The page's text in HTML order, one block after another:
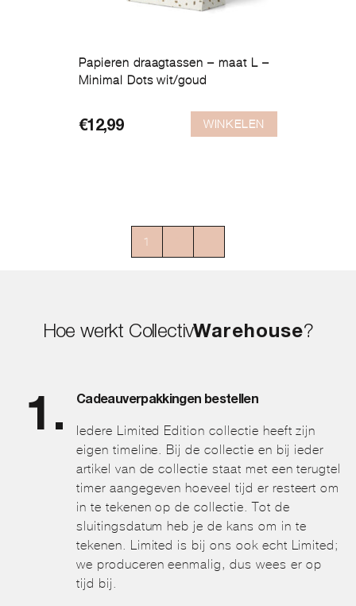
Papieren draagtassen – maat L –
Minimal Dots wit/goud
€12,99 WINKELEN
1
Hoe werkt CollectivWarehouse?
Cadeauverpakkingen bestellen
Iedere Limited Edition collectie heeft zijn
eigen timeline. Bij de collectie en bij ieder
artikel van de collectie staat met een terugtel
timer aangegeven hoeveel tijd er resteert om
in te tekenen op de collectie. Tot de
sluitingsdatum heb je de kans om in te
tekenen. Limited is bij ons ook echt Limited;
we produceren eenmalig, dus wees er op
tijd bij.